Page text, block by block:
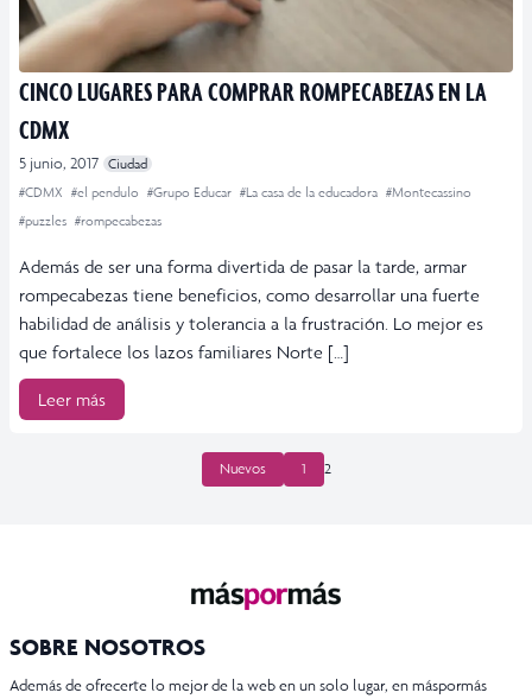
CINCO LUGARES PARA COMPRAR ROMPECABEZAS EN LA
CDMX
5 junio, 2017 Ciudad
#CDMX #el pendulo #Grupo Educar #La casa de la educadora #Montecassino
#puzzles #rompecabezas
Además de ser una forma divertida de pasar la tarde, armar
rompecabezas tiene beneficios, como desarrollar una fuerte
habilidad de análisis y tolerancia a la frustración. Lo mejor es
que fortalece los lazos familiares Norte […]
Leer más
Nuevos 1 2
SOBRE NOSOTROS
Además de ofrecerte lo mejor de la web en un solo lugar, en máspormás